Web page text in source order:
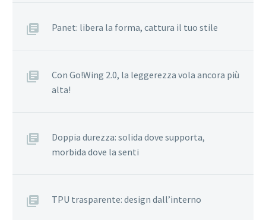
Panet: libera la forma, cattura il tuo stile
Con Go!Wing 2.0, la leggerezza vola ancora più
alta!
Doppia durezza: solida dove supporta,
morbida dove la senti
TPU trasparente: design dall’interno